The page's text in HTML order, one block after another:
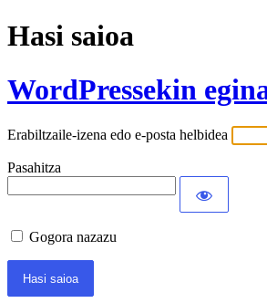
Hasi saioa
WordPressekin
Erabiltzaile-izena edo e-posta helbidea
Pasahitza
Gogora nazazu